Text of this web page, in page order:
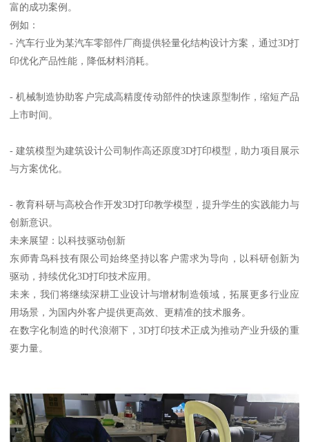
富的成功案例。
例如：
- 汽车行业为某汽车零部件厂商提供轻量化结构设计方案，通过3D打
印优化产品性能，降低材料消耗。
- 机械制造协助客户完成高精度传动部件的快速原型制作，缩短产品
上市时间。
- 建筑模型为建筑设计公司制作高还原度3D打印模型，助力项目展示
与方案优化。
- 教育科研与高校合作开发3D打印教学模型，提升学生的实践能力与
创新意识。
未来展望：以科技驱动创新
东师青鸟科技有限公司始终坚持以客户需求为导向，以科研创新为
驱动，持续优化3D打印技术应用。
未来，我们将继续深耕工业设计与增材制造领域，拓展更多行业应
用场景，为国内外客户提供更高效、更精准的技术服务。
在数字化制造的时代浪潮下，3D打印技术正成为推动产业升级的重
要力量。